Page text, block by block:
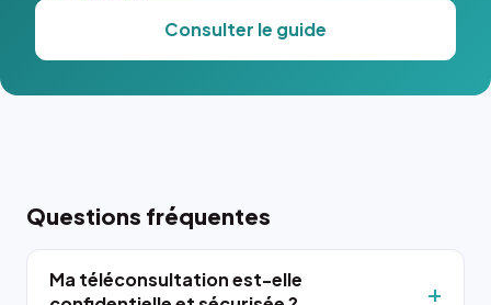
Consulter le guide
Questions fréquentes
Ma téléconsultation est-elle